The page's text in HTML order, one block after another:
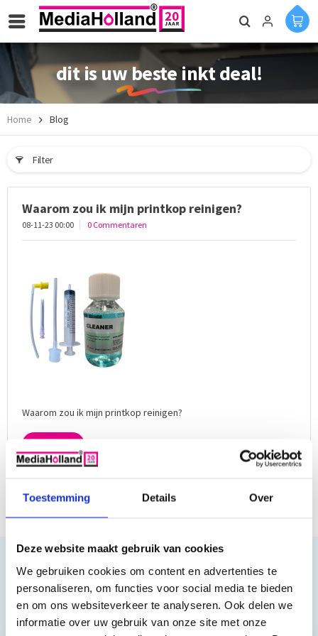
Toestemming Details Over
Deze website maakt gebruik van cookies
We gebruiken cookies om content en advertenties te
personaliseren, om functies voor social media te bieden
en om ons websiteverkeer te analyseren. Ook delen we
informatie over uw gebruik van onze site met onze
dit is uw beste inkt deal!
Home Blog
Filter
Waarom zou ik mijn printkop reinigen?
08-11-23 00:00 0 Commentaren
Waarom zou ik mijn printkop reinigen?
Tags:pritnkop,printkopreiniger
hoe reinig ik mijn
MediaHolland® Blog
Het MediaHolland® Blog Houdt u op de hoogte van het
laatste nieuws bij MediaHolland. Ook proberen wij u over
productupdates en nieuwe realeases te informeren. Wij
plaatsen ook geregeld...meer lezen »